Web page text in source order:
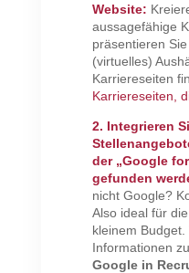
Website:
aussagefähige
präsentieren
(virtuelles)
Karriereseiten
Karriereseiten,
2. Integrieren
der „Google
gefunden
nicht Google?
Also ideal für
kleinem Budget.
Informationen
Google in